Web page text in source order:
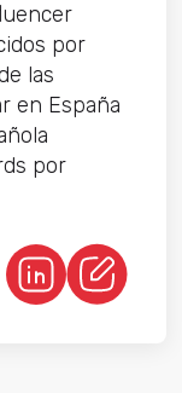
por
las
en España
por